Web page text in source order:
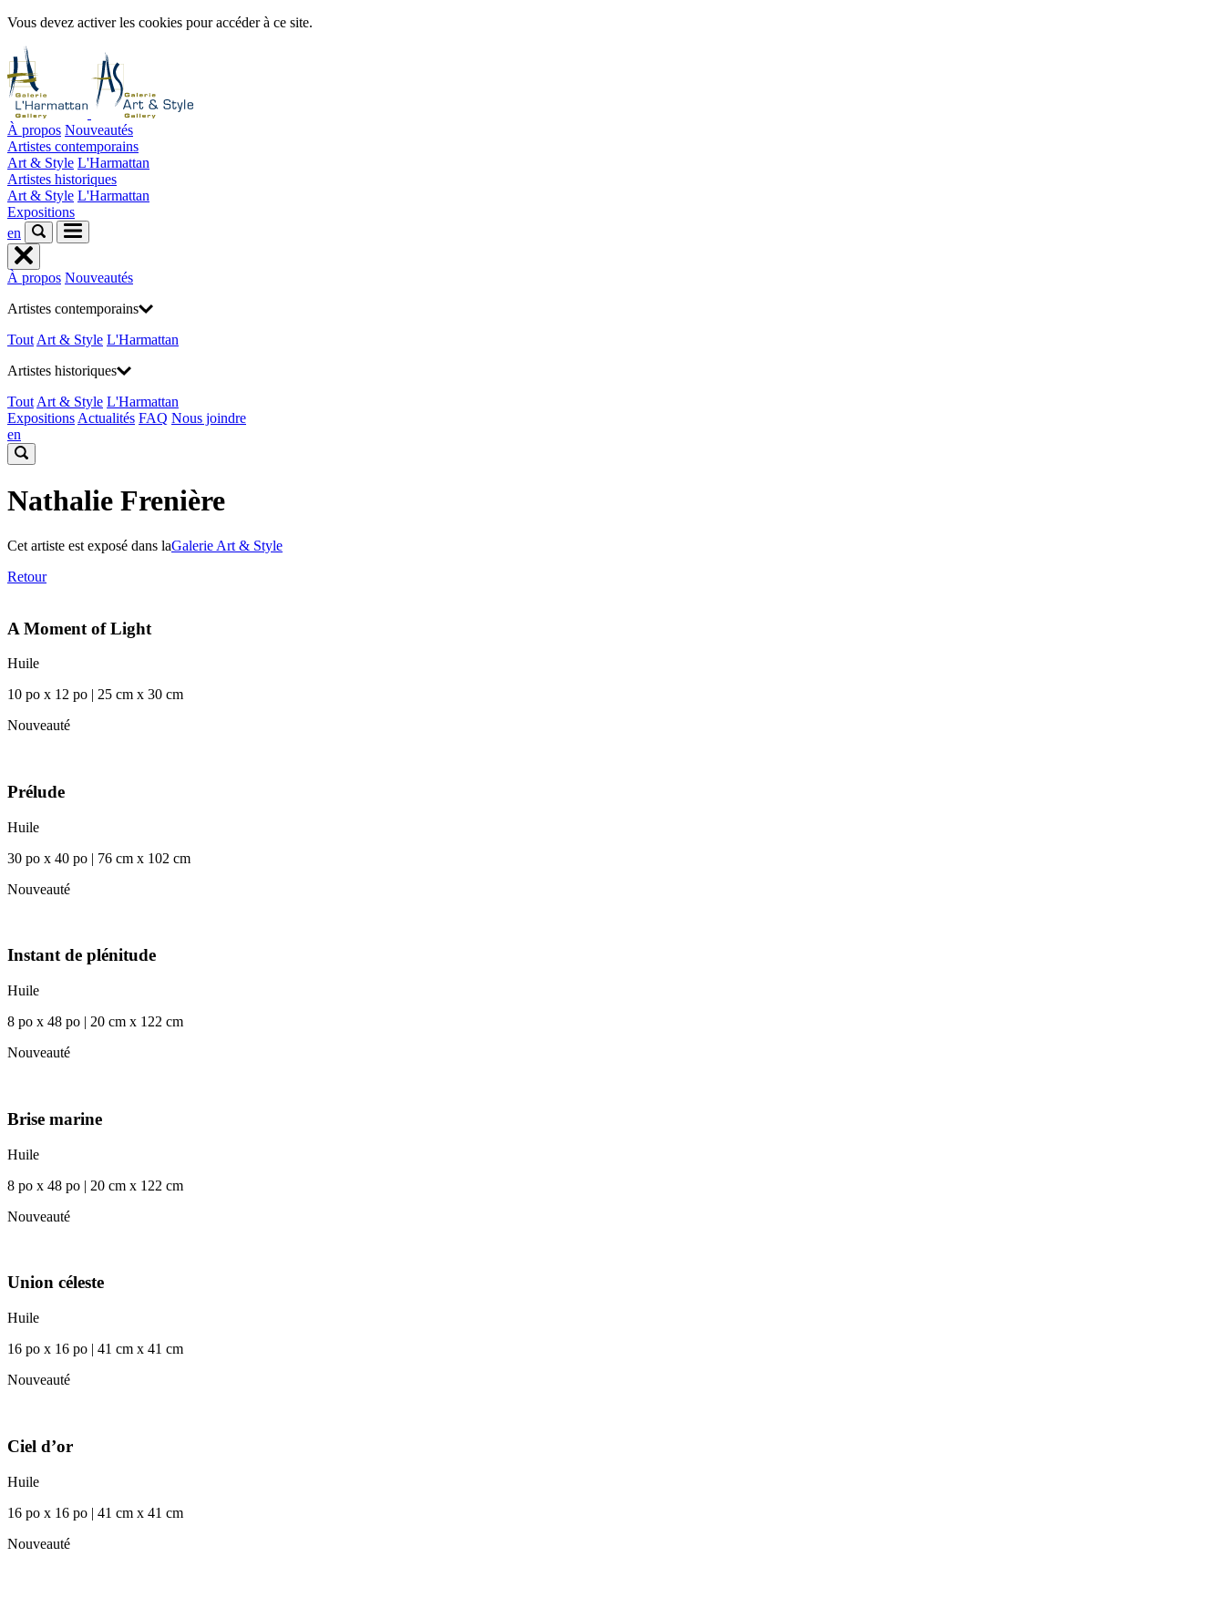
Vous devez activer les cookies pour accéder à ce site.
À propos Nouveautés
Artistes contemporains
Art & Style L'Harmattan
Artistes historiques
Art & Style L'Harmattan
Expositions
en
À propos Nouveautés
Artistes contemporains
Tout Art & Style L'Harmattan
Artistes historiques
Tout Art & Style L'Harmattan
Expositions Actualités FAQ Nous joindre
en
Nathalie Frenière
Cet artiste est exposé dans laGalerie Art & Style
Retour
A Moment of Light
Huile
10 po x 12 po | 25 cm x 30 cm
Nouveauté
Prélude
Huile
30 po x 40 po | 76 cm x 102 cm
Nouveauté
Instant de plénitude
Huile
8 po x 48 po | 20 cm x 122 cm
Nouveauté
Brise marine
Huile
8 po x 48 po | 20 cm x 122 cm
Nouveauté
Union céleste
Huile
16 po x 16 po | 41 cm x 41 cm
Nouveauté
Ciel d’or
Huile
16 po x 16 po | 41 cm x 41 cm
Nouveauté